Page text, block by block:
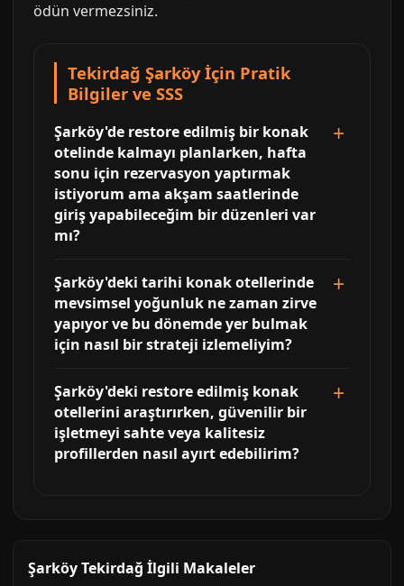
ödün vermezsiniz.
Tekirdağ Şarköy İçin Pratik
Bilgiler ve SSS
Şarköy'de restore edilmiş bir konak
otelinde kalmayı planlarken, hafta
sonu için rezervasyon yaptırmak
istiyorum ama akşam saatlerinde
giriş yapabileceğim bir düzenleri var
mı?
Şarköy'deki tarihi konak otellerinde
mevsimsel yoğunluk ne zaman zirve
yapıyor ve bu dönemde yer bulmak
için nasıl bir strateji izlemeliyim?
Şarköy'deki restore edilmiş konak
otellerini araştırırken, güvenilir bir
işletmeyi sahte veya kalitesiz
profillerden nasıl ayırt edebilirim?
Şarköy Tekirdağ İlgili Makaleler